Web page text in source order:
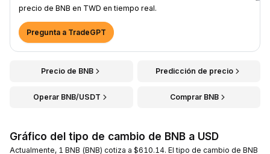
precio de BNB en TWD en tiempo real.
Pregunta a TradeGPT
Precio de BNB Predicción de precio
Operar BNB/USDT Comprar BNB
Gráfico del tipo de cambio de BNB a USD
Actualmente, 1 BNB (BNB) cotiza a $610.14. El tipo de cambio de BNB